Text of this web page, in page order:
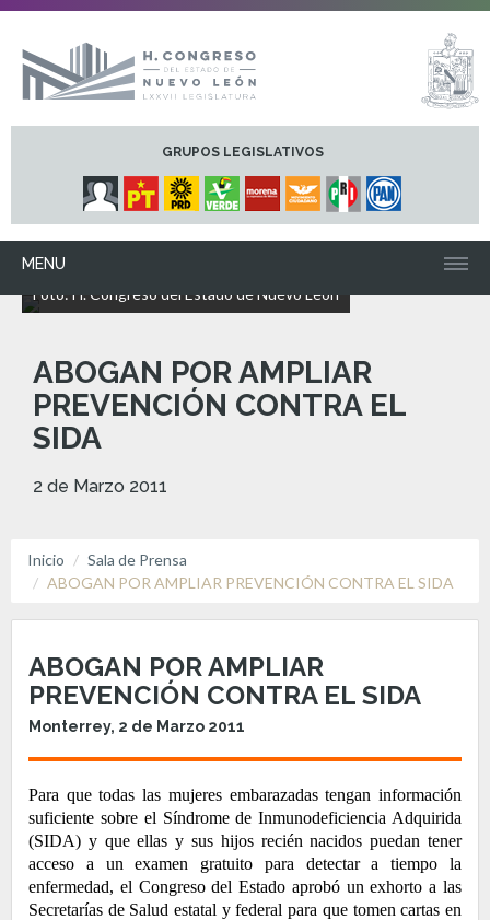
GRUPOS LEGISLATIVOS
MENU
Foto: H. Congreso del Estado de Nuevo León
ABOGAN POR AMPLIAR
PREVENCIÓN CONTRA EL
SIDA
2 de Marzo 2011
Inicio
Sala de Prensa
ABOGAN POR AMPLIAR PREVENCIÓN CONTRA EL SIDA
ABOGAN POR AMPLIAR
PREVENCIÓN CONTRA EL SIDA
Monterrey, 2 de Marzo 2011
Para que todas las mujeres embarazadas tengan información
suficiente sobre el Síndrome de Inmunodeficiencia Adquirida
(SIDA) y que ellas y sus hijos recién nacidos puedan tener
acceso a un examen gratuito para detectar a tiempo la
enfermedad, el Congreso del Estado aprobó un exhorto a las
Secretarías de Salud estatal y federal para que tomen cartas en